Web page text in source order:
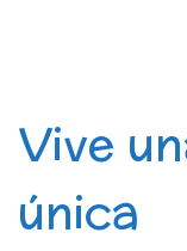
Vive
única